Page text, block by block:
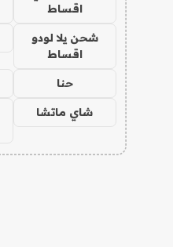
اقساط
شحن يلا لودو
اقساط
حنا
شاي ماتشا